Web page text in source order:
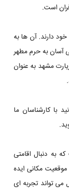
است.
خود دارند. آن ها به
آسان به حرم مطهر
مشهد به عنوان
با کارشناسان ما
به دنبال اقامتی
مکانی ایده
تواند تجربه ای